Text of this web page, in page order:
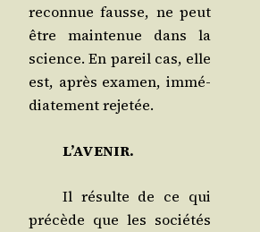
recon­nue fausse, ne peut
être main­te­nue dans la
science. En pareil cas, elle
est, après exa­men, immé­
dia­te­ment rejetée.
L’AVENIR.
Il résulte de ce qui
pré­cède que les socié­tés